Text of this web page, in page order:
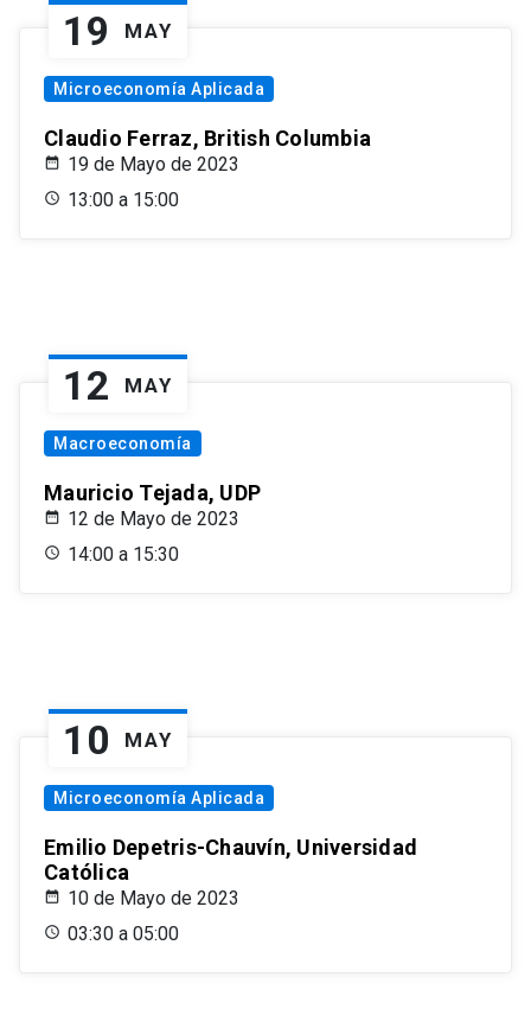
19 MAY
Microeconomía Aplicada
Claudio Ferraz, British Columbia
19 de Mayo de 2023
13:00 a 15:00
12 MAY
Macroeconomía
Mauricio Tejada, UDP
12 de Mayo de 2023
14:00 a 15:30
10 MAY
Microeconomía Aplicada
Emilio Depetris-Chauvín, Universidad
Católica
10 de Mayo de 2023
03:30 a 05:00